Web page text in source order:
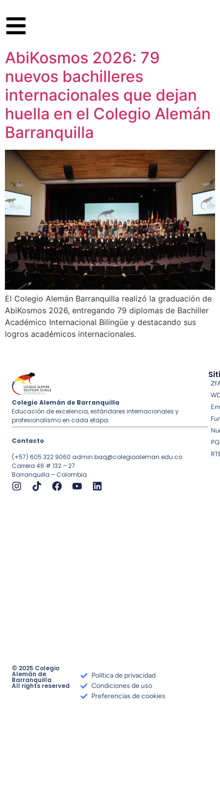
AbiKosmos 2026: 79
nuevos bachilleres
internacionales que dejan
huella en el Colegio Alemán
Barranquilla​
El Colegio Alemán Barranquilla realizó la graduación de
AbiKosmos 2026, entregando 79 diplomas de Bachiller
Académico Internacional Bilingüe y destacando sus
logros académicos internacionales.
Colegio Alemán de Barranquilla
Educación de excelencia, estándares internacionales y
profesionalismo en cada etapa.
Contacto
(+57) 605 322 9060 admin.baq@colegioaleman.edu.co
Carrera 46 # 132 – 27
Barranquilla – Colombia
© 2025 Colegio
Alemán de
Barranquilla
All rights reserved
Política de privacidad
Condiciones de uso
Preferencias de cookies